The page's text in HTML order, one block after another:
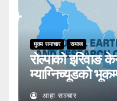
मुख्य समाचार समाज
रोल्पाको इरिवाङ
म्याग्निच्यूडको
आहा सञ्चार